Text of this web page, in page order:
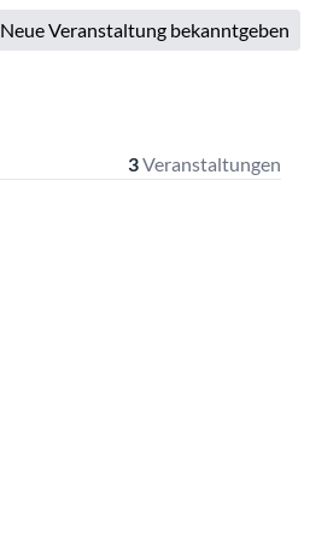
Neue Veranstaltung bekanntgeben
3Veranstaltungen